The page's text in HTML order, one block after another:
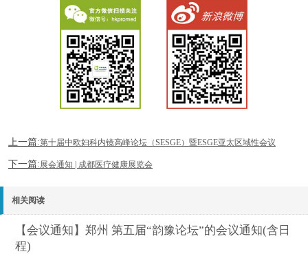
上一篇:第十届中欧妇科内镜高峰论坛（SESGE）暨ESGE亚太区域性会议
下一篇:展会通知 | 成都医疗健康展览会
相关阅读
【会议通知】郑州 第五届“韵豫论坛”的会议通知(含日
程)